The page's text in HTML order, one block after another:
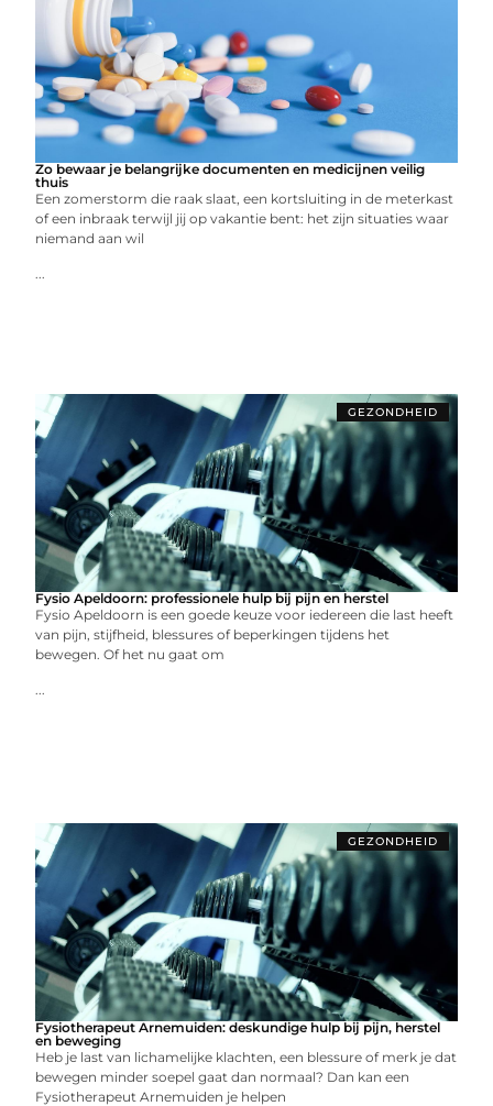
Zo bewaar je belangrijke documenten en medicijnen veilig
thuis
Een zomerstorm die raak slaat, een kortsluiting in de meterkast
of een inbraak terwijl jij op vakantie bent: het zijn situaties waar
niemand aan wil
...
GEZONDHEID
Fysio Apeldoorn: professionele hulp bij pijn en herstel
Fysio Apeldoorn is een goede keuze voor iedereen die last heeft
van pijn, stijfheid, blessures of beperkingen tijdens het
bewegen. Of het nu gaat om
...
GEZONDHEID
Fysiotherapeut Arnemuiden: deskundige hulp bij pijn, herstel
en beweging
Heb je last van lichamelijke klachten, een blessure of merk je dat
bewegen minder soepel gaat dan normaal? Dan kan een
Fysiotherapeut Arnemuiden je helpen